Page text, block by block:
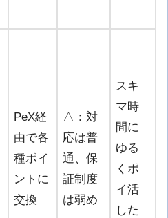
PeX経
由で各
種ポイ
ントに
交換
△：対
応は普
通、保
証制度
は弱め
スキ
マ時
間に
ゆる
くポ
イ活
した